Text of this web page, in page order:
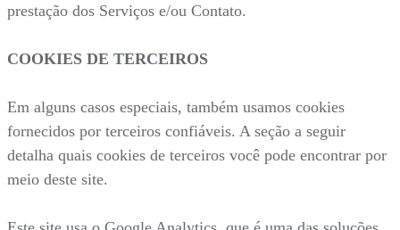
prestação dos Serviços e/ou Contato.
COOKIES DE TERCEIROS
Em alguns casos especiais, também usamos cookies
fornecidos por terceiros confiáveis. A seção a seguir
detalha quais cookies de terceiros você pode encontrar por
meio deste site.